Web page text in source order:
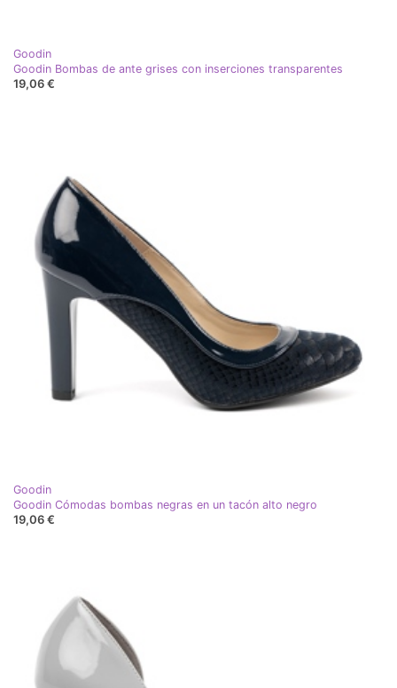
Goodin
Goodin Bombas de ante grises con inserciones transparentes
19,06 €
Goodin
Goodin Cómodas bombas negras en un tacón alto negro
19,06 €